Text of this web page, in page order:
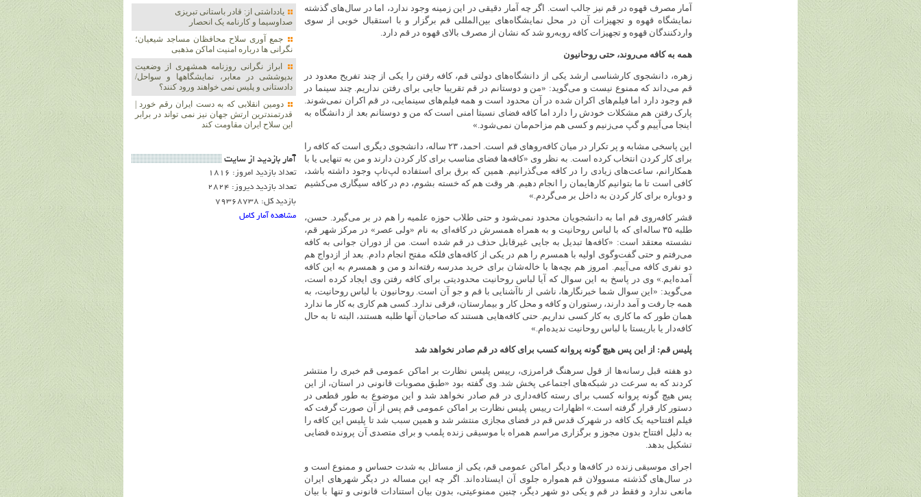
آمار مصرف قهوه در قم نیز جالب است. اگر چه آمار دقیقی در این زمینه وجود ندارد، اما در سال‌های گذشته
نمایشگاه قهوه و تجهیزات آن در محل نمایشگاه‌های بین‌المللی قم برگزار و با استقبال خوبی از سوی
واردکنندگان قهوه و تجهیزات کافه روبه‌رو شد که نشان از مصرف بالای قهوه در قم دارد.
همه به کافه می‌روند، حتی روحانیون
زهره، دانشجوی کارشناسی ارشد یکی از دانشگاه‌های دولتی قم، کافه‌ رفتن را یکی از چند تفریح معدود در
قم می‌داند که ممنوع نیست و می‌گوید: «من و دوستانم در قم تقریبا جایی برای رفتن نداریم. چند سینما در
قم وجود دارد اما فیلم‌های اکران شده در آن محدود است و همه فیلم‌های سینمایی، در قم اکران نمی‌شوند.
پارک رفتن هم مشکلات خودش را دارد اما کافه فضای نسبتا امنی است که من و دوستانم بعد از دانشگاه به
اینجا می‌آییم و گپ می‌زنیم و کسی هم مزاحم‌مان نمی‌شود.»
این پاسخی مشابه و پر تکرار در میان کافه‌روهای قم است. احمد، ۲۳ ساله، دانشجوی دیگری است که کافه را
برای کار کردن انتخاب کرده است. به نظر وی «کافه‌ها فضای مناسب برای کار کردن دارند و من به تنهایی یا با
همکارانم، ساعت‌های زیادی را در کافه‌ می‌گذرانیم. همین که برق برای استفاده لپ‌تاپ وجود داشته باشد،
کافی است تا ما بتوانیم کارهایمان را انجام دهیم. هر وقت هم که خسته بشوم، دم در کافه سیگاری می‌کشیم
و دوباره برای کار کردن به داخل بر می‌گردم.»
قشر کافه‌روی قم اما به دانشجویان محدود نمی‌شود و حتی طلاب حوزه علمیه را هم در بر می‌گیرد. حسن،
طلبه ۳۵ ساله‌ای که با لباس روحانیت و به همراه همسرش در کافه‌ای‌ به نام «ولی عصر» در مرکز شهر قم،
نشسته معتقد است: «کافه‌ها تبدیل به جایی غیرقابل حذف در قم شده است. من از دوران جوانی به کافه
می‌رفتم و حتی گفت‌وگوی اولیه با همسرم را هم در یکی از کافه‌های فلکه مفتح انجام دادم. بعد از ازدواج هم
دو نفری کافه می‌آییم. امروز هم بچه‌ها با خاله‌شان برای خرید مدرسه رفته‌اند و من و همسرم به این کافه
‌آمده‌ایم.» وی در پاسخ به این سوال که آیا لباس روحانیت محدودیتی برای کافه رفتن وی ایجاد کرده است،
می‌گوید: «این سوال شما خبرنگارها، ناشی از ناآشنایی با قم و جو آن است. روحانیون با لباس روحانیت، به
همه جا رفت و آمد دارند، رستوران و کافه و محل کار و بیمارستان، فرقی ندارد. کسی هم کاری به کار ما ندارد
همان طور که ما کاری به کار کسی نداریم. حتی کافه‌هایی هستند که صاحبان آنها طلبه هستند، البته تا به حال
کافه‌دار یا باریستا با لباس روحانیت ندیده‌ام.»
پلیس قم: از این پس هیچ ‌گونه پروانه کسب برای کافه در قم صادر نخواهد شد
دو هفته قبل رسانه‌ها از قول سرهنگ فرامرزی، رییس پلیس نظارت بر اماکن عمومی قم خبری را منتشر
کردند که به سرعت در شبکه‌های اجتماعی پخش شد. وی گفته بود «طبق مصوبات قانونی در استان، از این
پس هیچ ‌گونه پروانه کسب برای رسته کافه‌داری در قم صادر نخواهد شد و این موضوع به‌ طور قطعی در
دستور کار قرار گرفته است.» اظهارات رییس پلیس نظارت بر اماکن عمومی قم پس از آن صورت گرفت که
فیلم افتتاحیه یک کافه در شهرک قدس قم در فضای مجازی منتشر شد و همین سبب شد تا پلیس این کافه را
به دلیل افتتاح بدون مجوز و برگزاری مراسم همراه با موسیقی زنده پلمب و برای متصدی آن پرونده قضایی
تشکیل بدهد.
اجرای موسیقی زنده در کافه‌ها و دیگر اماکن عمومی قم، یکی از مسائل به ‌شدت حساس و ممنوع است و
در سال‌های گذشته مسوولان قم همواره جلوی آن ایستاده‌اند. اگر چه این مساله در دیگر شهرهای ایران
مانعی ندارد و فقط در قم و یکی دو شهر دیگر، چنین ممنوعیتی، بدون بیان استنادات قانونی و تنها با بیان
یادداشتی از: قادر باستانی تبریزی
صداوسیما و کارنامه یک انحصار
جمع آوری سلاح محافظان مساجد شیعیان؛
نگرانی ها درباره امنیت اماکن مذهبی
ابراز نگرانی روزنامه همشهری از وضعیت
بدپوششی در معابر، نمایشگاهها و سواحل/
دادستانی و پلیس نمی خواهند ورود کنند؟
دومین انقلابی که به دست ایران رقم خورد |
قدرتمندترین ارتش جهان نیز نمی تواند در برابر
این سلاح ایران مقاومت کند
آمار بازديد از سايت
تعداد بازدید امروز: 1816
تعداد بازدید دیروز: 2824
بازدید کل: 79368738
مشاهده آمار کامل